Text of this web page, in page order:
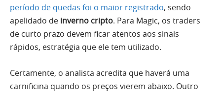
período de quedas foi o maior registrado, sendo
apelidado de inverno cripto. Para Magic, os traders
de curto prazo devem ficar atentos aos sinais
rápidos, estratégia que ele tem utilizado.
Certamente, o analista acredita que haverá uma
carnificina quando os preços vierem abaixo. Outro